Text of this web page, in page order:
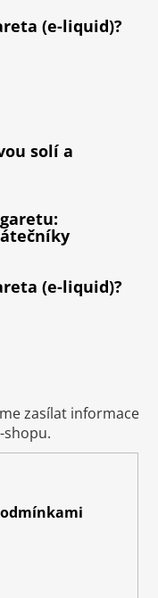
(e-liquid)?
solí a
(e-liquid)?
zasílat informace
shopu.